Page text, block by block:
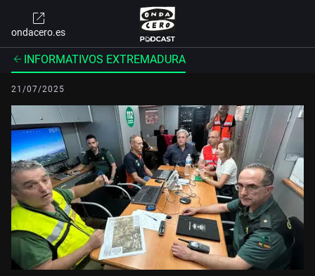
ondacero.es
INFORMATIVOS EXTREMADURA
21/07/2025